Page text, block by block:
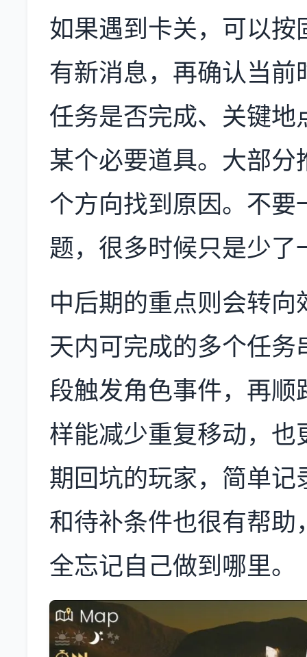
如果遇到卡关，可以
有新消息，再确认当
任务是否完成、关键
某个必要道具。大部
个方向找到原因。不
题，很多时候只是少
中后期的重点则会转
天内可完成的多个任
段触发角色事件，再
样能减少重复移动，
期回坑的玩家，简单
和待补条件也很有帮
全忘记自己做到哪里。